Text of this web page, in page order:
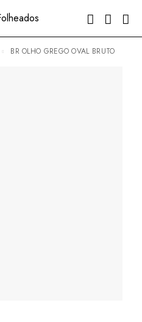
BR OLHO GREGO OVAL BRUTO